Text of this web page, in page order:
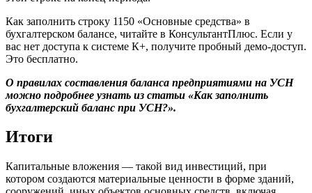
Как заполнить строку 1150 «Основные средства» в
бухгалтерском балансе, читайте в КонсультантПлюс. Если у
вас нет доступа к системе К+, получите пробный демо-доступ.
Это бесплатно.
О правилах составления баланса предприятиями на УСН
можно подробнее узнать из статьи «Как заполнить
бухгалтерский баланс при УСН?».
Итоги
Капитальные вложения — такой вид инвестиций, при
котором создаются материальные ценности в форме зданий,